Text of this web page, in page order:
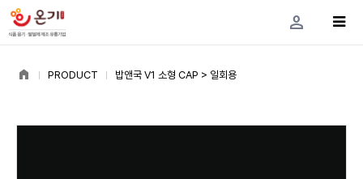
person
home PRODUCT 밥앤국 V1 소형 CAP > 일회용